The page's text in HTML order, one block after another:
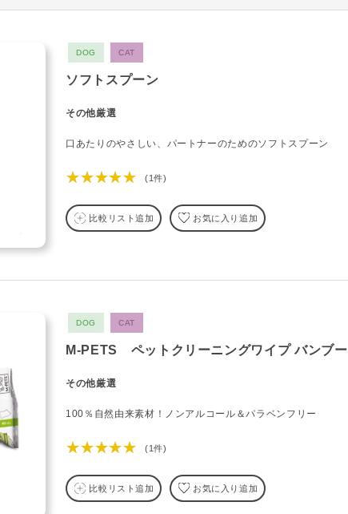
DOG CAT
ソフトスプーン
その他厳選
口あたりのやさしい、パートナーのためのソフトスプーン
★★★★★ (1件)
比較リスト追加 お気に入り追加
DOG CAT
M-PETS ペットクリーニングワイプ バンブー
その他厳選
100％自然由来素材！ノンアルコール＆パラベンフリー
★★★★★ (1件)
比較リスト追加 お気に入り追加